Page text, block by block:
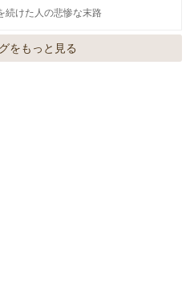
続けた人の悲惨な末路
をもっと見る